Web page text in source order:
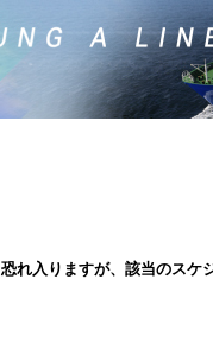
恐れ入りますが、該当のスケ